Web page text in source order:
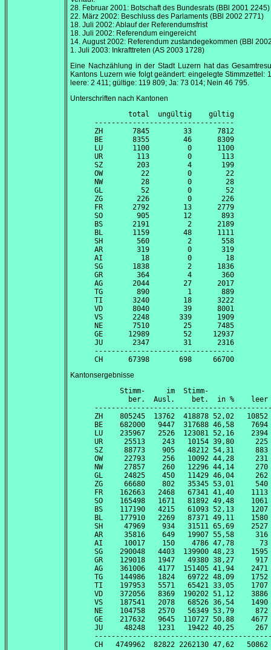
28. Februar 2001: Botschaft des Bundesrats (BBl 2001 2245)
22. März 2002: Beschluss des Parlaments (BBl 2002 2771)
18. Juli 2002: Ablauf der Referendumsfrist
18. Juli 2002: Referendum eingereicht
14. August 2002: Referendum zustandegekommen (BBl
1. Juli 2003: Inkrafttreten (AS 2003 1728)
Eine Nachzählung in der Stadt Luzern hat das
Kantons Luzern wie folgt geändert: eingelegte Stimmzettel:
leere: 2 411; gültige: 119 809; Ja: 73 014; Nein 46 795.
Unterschriften nach Kantonen
        total  ungültig    gültig
---------------------------------
ZH       7845        33      7812
BE       8355        46      8309
LU       1100         0      1100
UR        113         0       113
SZ        203         4       199
OW         22         0        22
NW         28         0        28
GL         52         0        52
ZG        226         0       226
FR       2792        13      2779
SO        905        12       893
BS       2191         2      2189
BL       1159        48      1111
SH        560         2       558
AR        319         0       319
AI         18         0        18
SG       1838         2      1836
GR        364         4       360
AG       2044        27      2017
TG        890         1       889
TI       3240        18      3222
VD       8040        39      8001
VS       2248       339      1909
NE       7510        25      7485
GE      12989        52     12937
JU       2347        31      2316
---------------------------------
Kantonsergebnisse
Stimm-     im  Stimm-
ber.  Ausl.    bet.  in %
ZH    805245  13762  418878 52,02
BE    682000   9447  317688 46,58
LU    235967   2526  123081 52,16
UR     25513    243   10154 39,80
SZ     88773    905   48212 54,31
OW     22793    256   10092 44,28
NW     27857    260   12296 44,14
GL     24825    450   11429 46,04
ZG     66680    802   35345 53,01
FR    162663   2468   67341 41,40
SO    165498   1671   81892 49,48
BS    117190   4215   61093 52,13
BL    177910   2269   87371 49,11
SH     47969    934   31511 65,69
AR     35816    649   19907 55,58
AI     10017    150    4786 47,78
SG    290048   4403  139900 48,23
GR    129018   1947   49380 38,27
AG    361006   4177  151405 41,94
TG    144986   1824   69722 48,09
TI    197953   5571   65421 33,05
VD    372056   8369  190202 51,12
VS    187541   2078   68526 36,54
NE    104758   2570   56349 53,79
GE    217632   9645  110727 50,88
JU     48248   1231   19422 40,25
CH   4749962  82822 2262130 47,62